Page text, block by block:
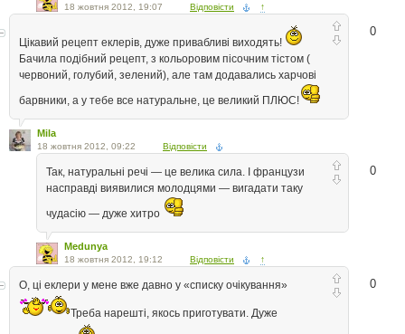
18 жовтня 2012, 19:07 Відповісти ↑
0
Цікавий рецепт еклерів, дуже привабливі виходять!
Бачила подібний рецепт, з кольоровим пісочним тістом (
червоний, голубий, зелений), але там додавались харчові
барвники, а у тебе все натуральне, це великий ПЛЮС!
Mila
18 жовтня 2012, 09:22 Відповісти
0
Так, натуральні речі — це велика сила. І французи
насправді виявилися молодцями — вигадати таку
чудасію — дуже хитро
Medunya
18 жовтня 2012, 19:12 Відповісти ↑
0
О, ці еклери у мене вже давно у «списку очікування»
Треба нарешті, якось приготувати. Дуже